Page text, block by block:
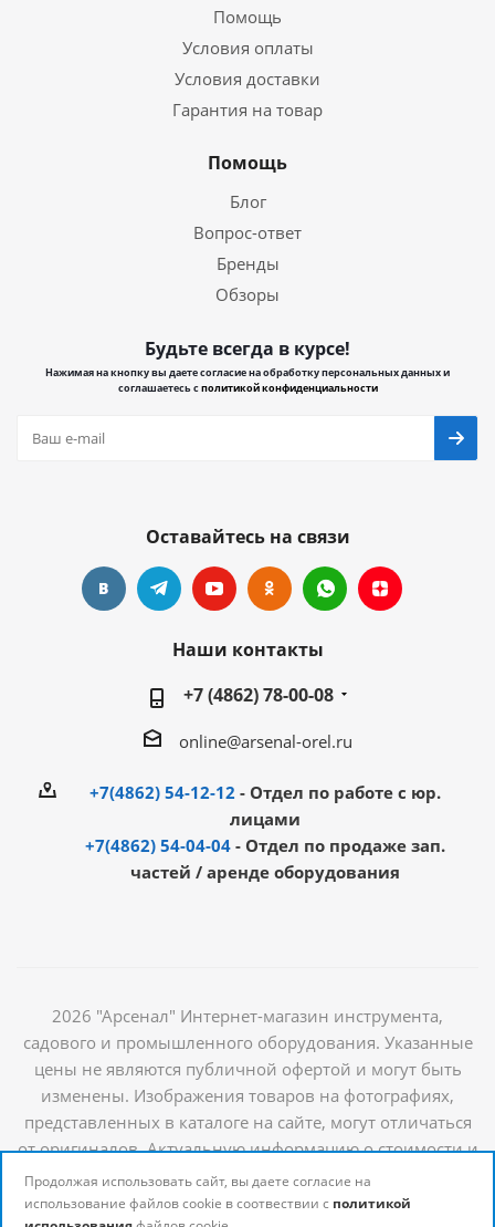
Помощь
Условия оплаты
Условия доставки
Гарантия на товар
Помощь
Блог
Вопрос-ответ
Бренды
Обзоры
Будьте всегда в курсе!
Нажимая на кнопку вы даете согласие на обработку персональных данных и
соглашаетесь сполитикой конфиденциальности
Оставайтесь на связи
Наши контакты
+7 (4862) 78-00-08
online@arsenal-orel.ru
+7(4862) 54-12-12 - Отдел по работе с юр.
лицами
+7(4862) 54-04-04 - Отдел по продаже зап.
частей / аренде оборудования
2026 "Арсенал" Интернет-магазин инструмента,
садового и промышленного оборудования. Указанные
цены не являются публичной офертой и могут быть
изменены. Изображения товаров на фотографиях,
представленных в каталоге на сайте, могут отличаться
от оригиналов. Актуальную информацию о стоимости и
наличии товаров можно получить у наших
менеджеров
Продолжая использовать сайт, вы даете согласие на
использование файлов cookie в соотвествии с политикой